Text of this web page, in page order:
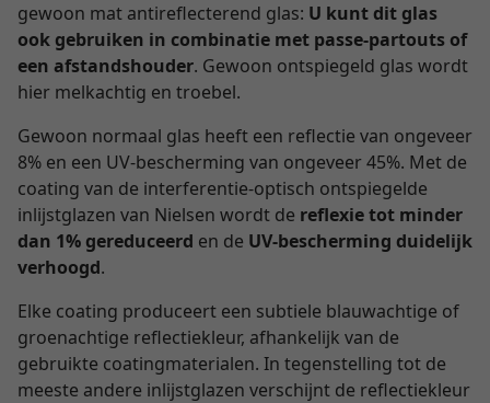
gewoon mat antireflecterend glas: U kunt dit glas
ook gebruiken in combinatie met passe-partouts of
een afstandshouder. Gewoon ontspiegeld glas wordt
hier melkachtig en troebel.
Gewoon normaal glas heeft een reflectie van ongeveer
8% en een UV-bescherming van ongeveer 45%. Met de
coating van de interferentie-optisch ontspiegelde
inlijstglazen van Nielsen wordt de reflexie tot minder
dan 1% gereduceerd en de UV-bescherming duidelijk
verhoogd.
Elke coating produceert een subtiele blauwachtige of
groenachtige reflectiekleur, afhankelijk van de
gebruikte coatingmaterialen. In tegenstelling tot de
meeste andere inlijstglazen verschijnt de reflectiekleur